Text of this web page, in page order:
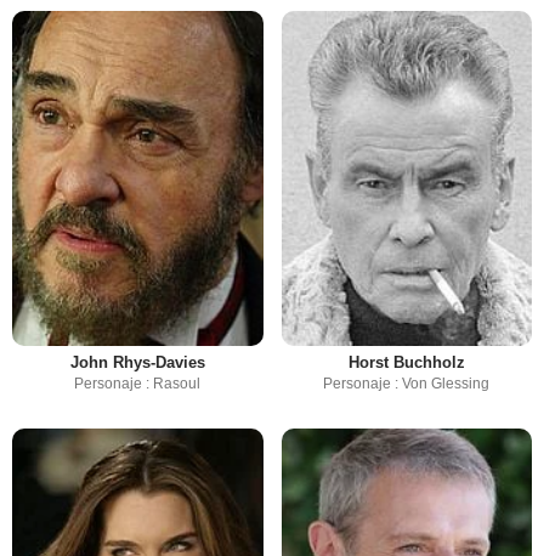
John Rhys-Davies
Personaje : Rasoul
Horst Buchholz
Personaje : Von Glessing